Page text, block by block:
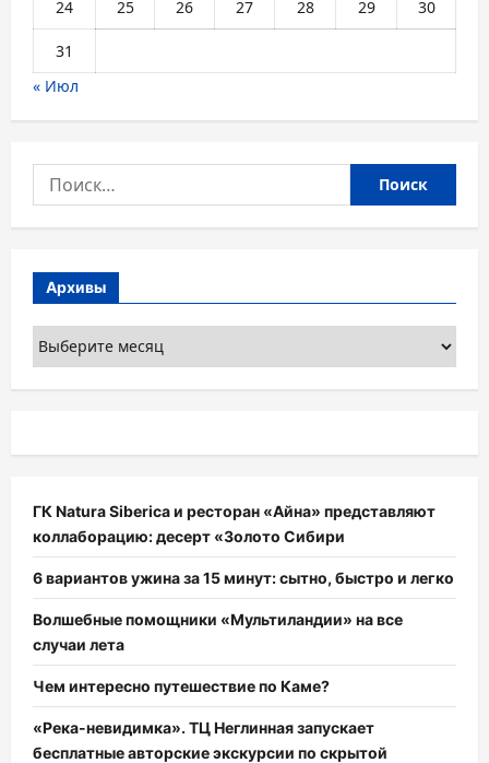
24 25 26 27 28 29 30
31
« Июл
Найти:
Архивы
Архивы
ГК Natura Siberica и ресторан «Айна» представляют
коллаборацию: десерт «Золото Сибири
6 вариантов ужина за 15 минут: сытно, быстро и легко
Волшебные помощники «Мультиландии» на все
случаи лета
Чем интересно путешествие по Каме?
«Река-невидимка». ТЦ Неглинная запускает
бесплатные авторские экскурсии по скрытой